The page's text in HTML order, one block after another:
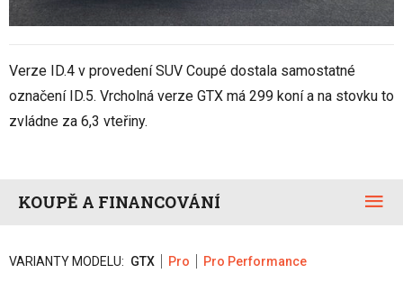
Verze ID.4 v provedení SUV Coupé dostala samostatné
označení ID.5. Vrcholná verze GTX má 299 koní a na stovku to
zvládne za 6,3 vteřiny.
KOUPĚ A FINANCOVÁNÍ
VARIANTY MODELU: GTX Pro Pro Performance